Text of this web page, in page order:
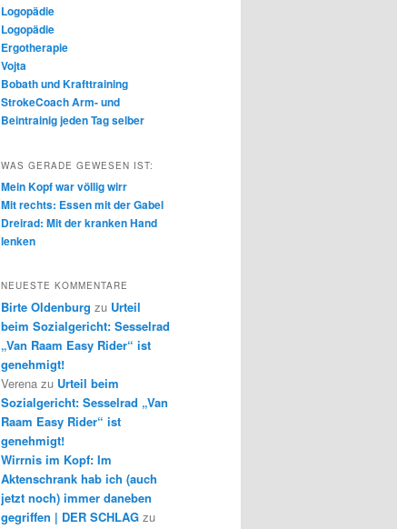
Logopädie
Logopädie
Ergotherapie
Vojta
Bobath und Krafttraining
StrokeCoach Arm- und
Beintrainig jeden Tag selber
WAS GERADE GEWESEN IST:
Mein Kopf war völlig wirr
Mit rechts: Essen mit der Gabel
Dreirad: Mit der kranken Hand
lenken
NEUESTE KOMMENTARE
Birte Oldenburg zu Urteil
beim Sozialgericht: Sesselrad
„Van Raam Easy Rider“ ist
genehmigt!
Verena zu Urteil beim
Sozialgericht: Sesselrad „Van
Raam Easy Rider“ ist
genehmigt!
Wirrnis im Kopf: Im
Aktenschrank hab ich (auch
jetzt noch) immer daneben
gegriffen | DER SCHLAG zu